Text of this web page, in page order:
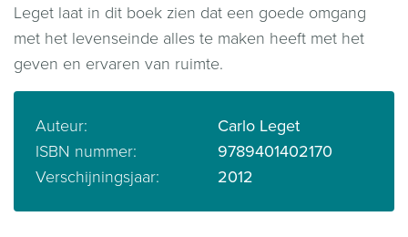
Leget laat in dit boek zien dat een goede omgang
met het levenseinde alles te maken heeft met het
geven en ervaren van ruimte.
Auteur:
Carlo Leget
ISBN nummer:
9789401402170
Verschijningsjaar:
2012